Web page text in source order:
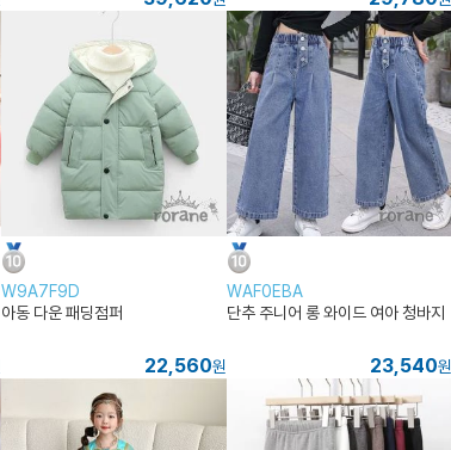
W9A7F9D
아동 다운 패딩점퍼
22,560원
WAF0EBA
단추 주니어 롱 와이드 여아 청바지
23,540원